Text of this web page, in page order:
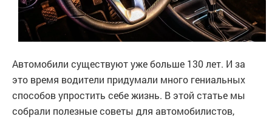
Автомобили существуют уже больше 130 лет. И за
это время водители придумали много гениальных
способов упростить себе жизнь. В этой статье мы
собрали полезные советы для автомобилистов,